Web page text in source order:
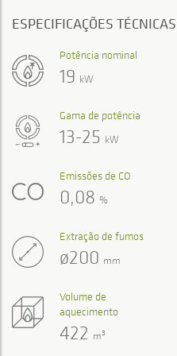
ESPECIFICAÇÕES TÉCNICAS
Gama de potência
13-25 kW
Potência nominal
19 kW
Emissões de CO
0,08 %
Volume de
aquecimento
422 m3
Extração de fumos
ø200 mm